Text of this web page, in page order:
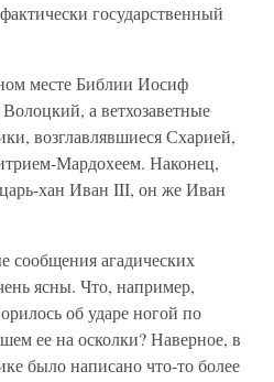
государственный
месте Библии Иосиф
а ветхозаветные
возглавлявшиеся Схарией,
Мардохеем. Наконец,
хан Иван III, он же Иван
агадических
ясны. Что, например,
об ударе ногой по
ее на осколки? Наверное, в
было написано что-то более